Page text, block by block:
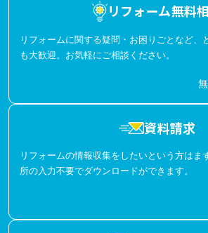
リフォーム無料
リフォームに関する疑問・お困りごとなど、
も大歓迎。お気軽にご相談ください。
資料請求
リフォームの情報収集をしたいという方はま
所の入力不要でダウンロードができます。